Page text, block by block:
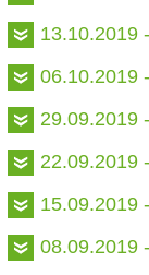
13.10.2019
06.10.2019
29.09.2019
22.09.2019
15.09.2019
08.09.2019